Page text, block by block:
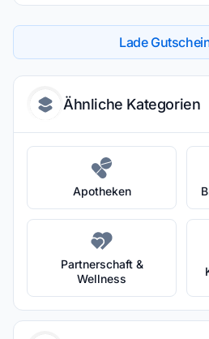
Lade
Ähnliche Kategorien
Apotheken
Partnerschaft &
Wellness